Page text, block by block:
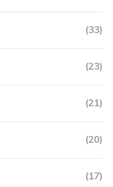
(33)
(23)
(21)
(20)
(17)